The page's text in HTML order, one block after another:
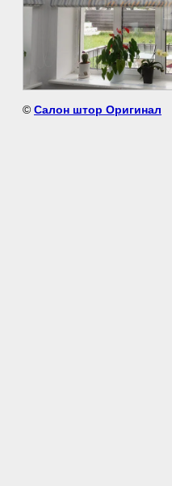
© Салон штор Оригинал